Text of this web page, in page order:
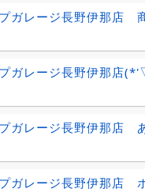
ガレージ長野伊那店
ガレージ長野伊那店
ガレージ長野伊那店
ガレージ長野伊那店